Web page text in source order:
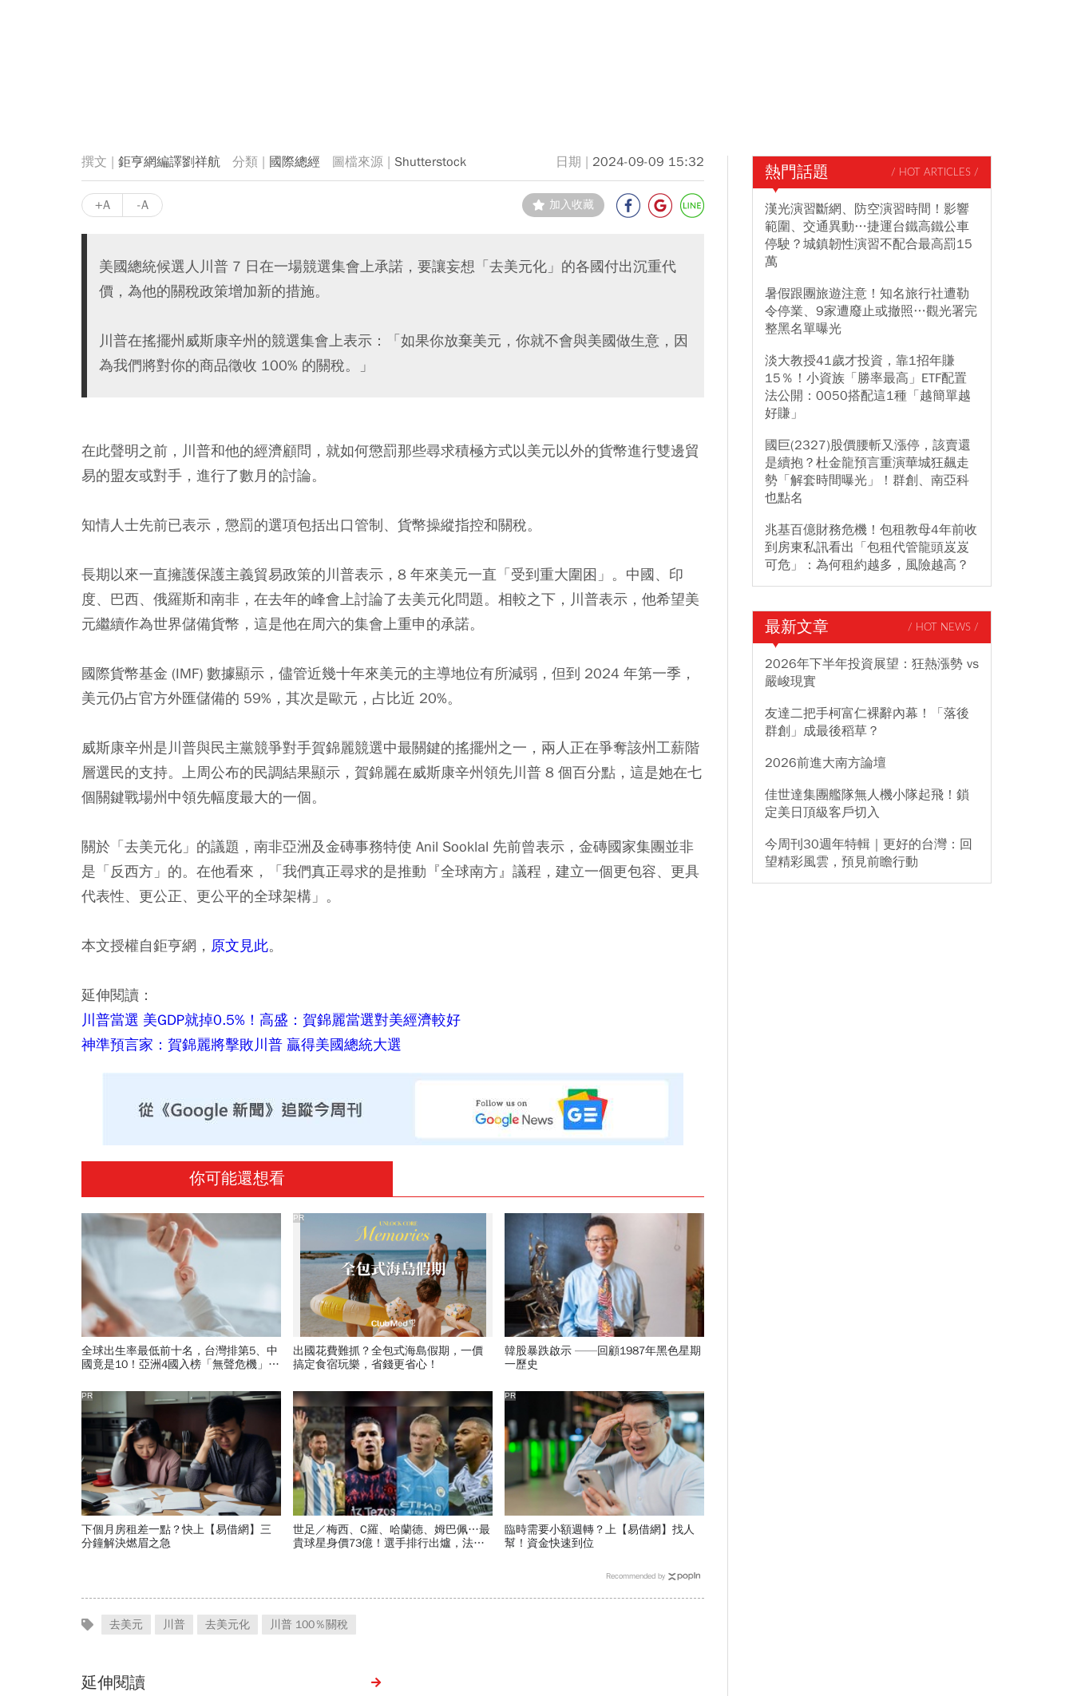
鉅亨網編譯劉祥航 國際總經 Shutterstock 2024-09-09 15:32
+A -A 加入收藏
美國總統候選人川普 7 日在一場競選集會上承諾，要讓妄想「去美元化」的各國付出沉重代
價，為他的關稅政策增加新的措施。
川普在搖擺州威斯康辛州的競選集會上表示：「如果你放棄美元，你就不會與美國做生意，因
為我們將對你的商品徵收 100% 的關稅。」
在此聲明之前，川普和他的經濟顧問，就如何懲罰那些尋求積極方式以美元以外的貨幣進行雙邊貿
易的盟友或對手，進行了數月的討論。
知情人士先前已表示，懲罰的選項包括出口管制、貨幣操縱指控和關稅。
長期以來一直擁護保護主義貿易政策的川普表示，8 年來美元一直「受到重大圍困」。中國、印
度、巴西、俄羅斯和南非，在去年的峰會上討論了去美元化問題。相較之下，川普表示，他希望美
元繼續作為世界儲備貨幣，這是他在周六的集會上重申的承諾。
國際貨幣基金 (IMF) 數據顯示，儘管近幾十年來美元的主導地位有所減弱，但到 2024 年第一季，
美元仍占官方外匯儲備的 59%，其次是歐元，占比近 20%。
威斯康辛州是川普與民主黨競爭對手賀錦麗競選中最關鍵的搖擺州之一，兩人正在爭奪該州工薪階
層選民的支持。上周公布的民調結果顯示，賀錦麗在威斯康辛州領先川普 8 個百分點，這是她在七
個關鍵戰場州中領先幅度最大的一個。
關於「去美元化」的議題，南非亞洲及金磚事務特使 Anil Sooklal 先前曾表示，金磚國家集團並非
是「反西方」的。在他看來，「我們真正尋求的是推動『全球南方』議程，建立一個更包容、更具
代表性、更公正、更公平的全球架構」。
本文授權自鉅亨網， 原文見此。
延伸閱讀：
川普當選 美GDP就掉0.5%！高盛：賀錦麗當選對美經濟較好
神準預言家：賀錦麗將擊敗川普 贏得美國總統大選
你可能還想看
全球出生率最低前十名，台灣排第5、中
國竟是10！亞洲4國入榜「無聲危機」，
出國花費難抓？全包式海島假期，一價
搞定食宿玩樂，省錢更省心！
PR
韓股暴跌啟示 ——回顧1987年黑色星期
一歷史
下個月房租差一點？快上【易借網】三
分鐘解決燃眉之急
PR
世足／梅西、C羅、哈蘭德、姆巴佩…最
貴球星身價73億！選手排行出爐，法國
臨時需要小額週轉？上【易借網】找人
幫！資金快速到位
PR
Recommended by
去美元 川普 去美元化 川普 100％關稅
延伸閱讀
熱門話題 / HOT ARTICLES /
漢光演習斷網、防空演習時間！影響
範圍、交通異動…捷運台鐵高鐵公車
停駛？城鎮韌性演習不配合最高罰15
萬
暑假跟團旅遊注意！知名旅行社遭勒
令停業、9家遭廢止或撤照…觀光署完
整黑名單曝光
淡大教授41歲才投資，靠1招年賺
15％！小資族「勝率最高」ETF配置
法公開：0050搭配這1種「越簡單越
好賺」
國巨(2327)股價腰斬又漲停，該賣還
是續抱？杜金龍預言重演華城狂飆走
勢「解套時間曝光」！群創、南亞科
也點名
兆基百億財務危機！包租教母4年前收
到房東私訊看出「包租代管龍頭岌岌
可危」：為何租約越多，風險越高？
最新文章 / HOT NEWS /
2026年下半年投資展望：狂熱漲勢 vs
嚴峻現實
友達二把手柯富仁裸辭內幕！「落後
群創」成最後稻草？
2026前進大南方論壇
佳世達集團艦隊無人機小隊起飛！鎖
定美日頂級客戶切入
今周刊30週年特輯｜更好的台灣：回
望精彩風雲，預見前瞻行動